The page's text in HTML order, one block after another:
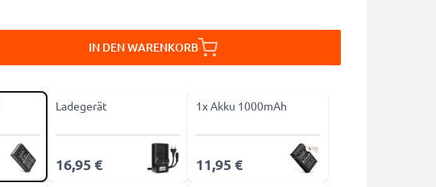
IN DEN WARENKORB
Ladegerät
16,95 €
1x Akku 1000mAh
11,95 €